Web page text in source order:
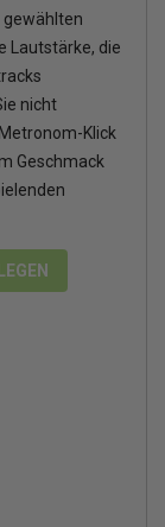
gewählten
Lautstärke, die
nicht
Klick
Geschmack